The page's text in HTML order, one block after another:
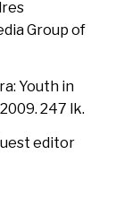
Group of
Youth in
247 lk.
editor